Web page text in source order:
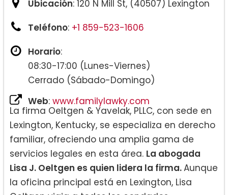
Ubicación: 120 N Mill St, (40507) Lexington
Teléfono: +1 859-523-1606
Horario:
08:30-17:00 (Lunes-Viernes)
Cerrado (Sábado-Domingo)
Web: www.familylawky.com
La firma Oeltgen & Yavelak, PLLC, con sede en
Lexington, Kentucky, se especializa en derecho
familiar, ofreciendo una amplia gama de
servicios legales en esta área. La abogada
Lisa J. Oeltgen es quien lidera la firma.Aunque
la oficina principal está en Lexington, Lisa